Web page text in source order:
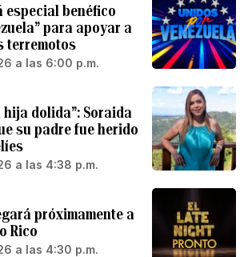
benéfico
para apoyar a
terremotos
a las 6:00 p.m.
hija dolida”: Soraida
su padre fue herido
a las 4:38 p.m.
próximamente a
Rico
a las 4:30 p.m.